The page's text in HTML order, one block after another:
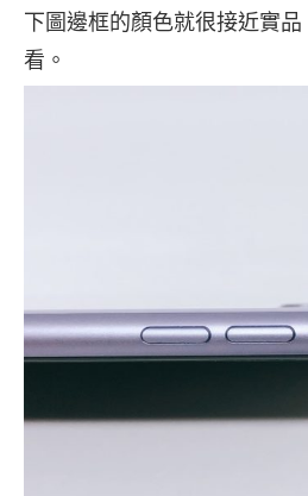
下圖邊框的顏色就很接近實
看。